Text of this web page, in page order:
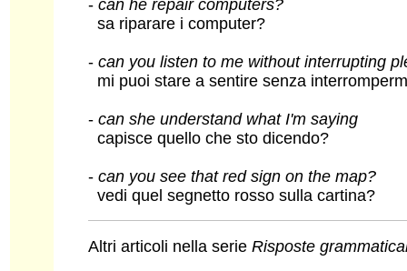
- can he repair computers?
sa riparare i computer?
- can you listen to me without interrupting
mi puoi stare a sentire senza
- can she understand what I'm saying
capisce quello che sto dicendo?
- can you see that red sign on the map?
vedi quel segnetto rosso sulla cartina?
Altri articoli nella serie Risposte